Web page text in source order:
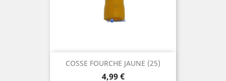
COSSE FOURCHE JAUNE (25)
Prix
4,99 €